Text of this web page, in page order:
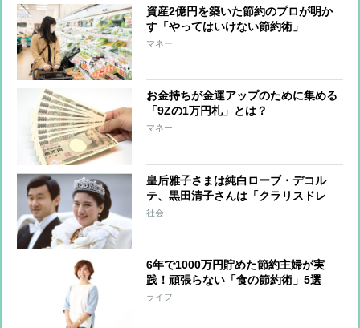
資産2億円を築いた節約のプロが明か
す「やってはいけない節約術」
マネー
お金持ちが金運アップのために集める
「9Zの1万円札」とは？
マネー
皇后雅子さまは純白ローブ・デコル
テ、黒田清子さんは「クラリスドレ
ス」と話題に 女性皇族の華麗な
社会
6年で1000万円貯めた節約主婦が実
践！頑張らない「食の節約術」5選
ライフ